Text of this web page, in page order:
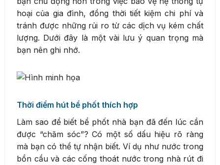
hoại của gia đình, đồng thời tiết kiệm chi phí và
tránh được những rủi ro từ các dịch vụ kém chất
lượng. Dưới đây là một vài lưu ý quan trọng mà
bạn nên ghi nhớ.
Thời điểm hút bể phốt thích hợp
Làm sao để biết bể phốt nhà bạn đã đến lúc cần
được “chăm sóc”? Có một số dấu hiệu rõ ràng
mà bạn có thể tự nhận biết. Ví dụ như nước trong
bồn cầu và các cống thoát nước trong nhà rút đi